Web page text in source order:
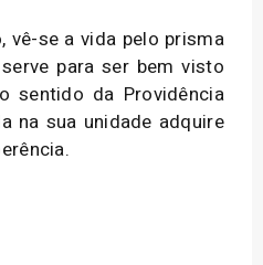
vê-se a vida pelo prisma
para ser bem visto
sentido da Providência
na sua unidade adquire